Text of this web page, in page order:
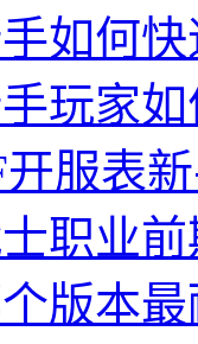
如何
玩家
服表
职业
版本